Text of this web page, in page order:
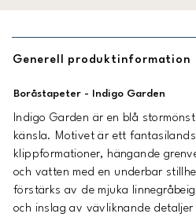
Generell produktinformation
Boråstapeter - Indigo Garden
Indigo Garden är en blå
känsla. Motivet är ett
klippformationer, hängande
och vatten med en underbar
förstärks av de mjuka
och inslag av vävliknande